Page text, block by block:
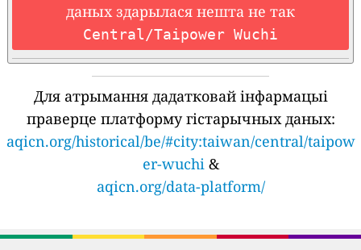
даных здарылася нешта не так
Central/Taipower Wuchi
Для атрымання дадатковай інфармацыі
праверце платформу гістарычных даных:
aqicn.org/historical/be/#city:taiwan/central/taipow
er-wuchi&
aqicn.org/data-platform/